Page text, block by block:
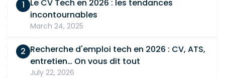
rôle de Tech Lead appréciée. Une expérience en
tant que Scrum Master constitue un plus. La
connaissance des flux de paiement, de la
monétique ou des solutions d'authentification est
fortement appréciée.
Le CV Tech en 2026 : les tendances
incontournables
March 24, 2025
Recherche d'emploi tech en 2026 : CV, ATS,
entretien… On vous dit tout
July 22, 2026